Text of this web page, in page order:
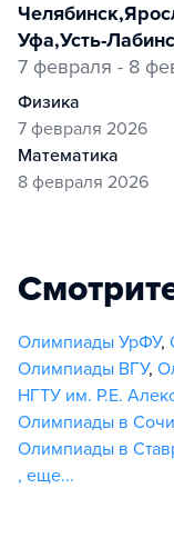
Челябинск,
Уфа,Усть-
7 февраля - 8
физика
7 февраля 2026
математика
8 февраля 2026
Олимпиады УрФУ,
Олимпиады ВГУ,
НГТУ им. Р.Е.
Олимпиады в Сочи
Олимпиады в
, еще...